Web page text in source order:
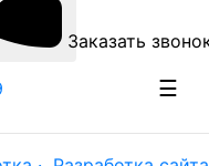
Заказать
☰